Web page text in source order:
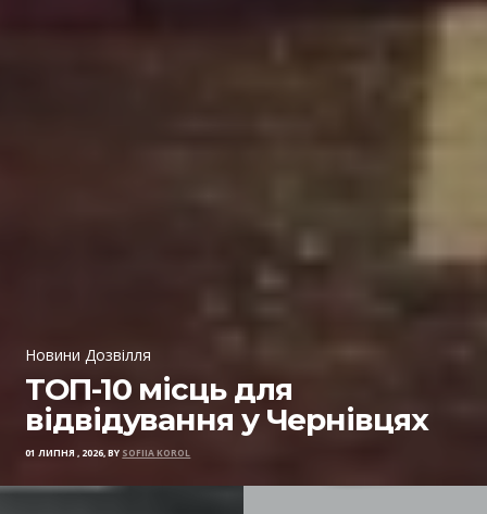
Новини Дозвілля
ТОП-10 місць для
відвідування у Чернівцях
01 ЛИПНЯ , 2026, BY SOFIIA KOROL